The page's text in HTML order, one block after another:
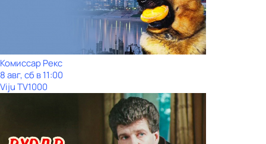
Комиссар Рекс
8 авг, сб в 11:00
Viju TV1000